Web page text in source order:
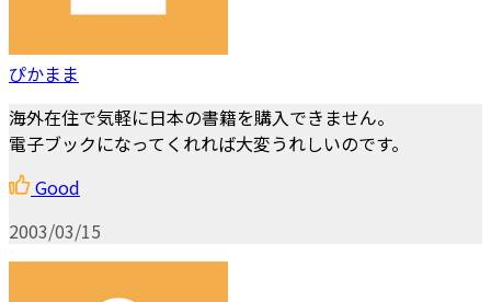
ぴかまま
海外在住で気軽に日本の書籍を購入できません。
電子ブックになってくれれば大変うれしいのです。
Good
2003/03/15